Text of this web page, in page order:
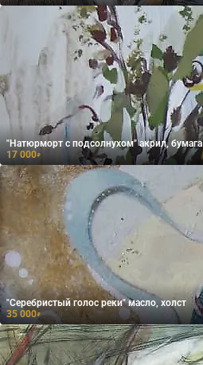
"Натюрморт с подсолнухом" акрил, бумага
17 000₽
"Серебристый голос реки" масло, холст
35 000₽